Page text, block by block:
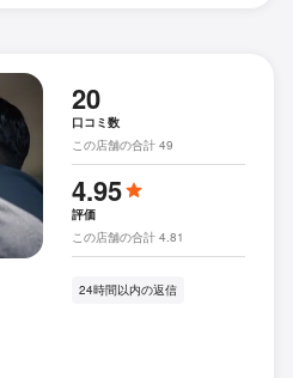
20
口コミ数
この店舗の合計 49
4.95
評価
この店舗の合計 4.81
24時間以内の返信